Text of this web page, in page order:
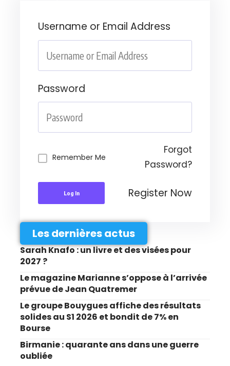
Username or Email Address
Password
Remember Me
Forgot
Password?
Log In Register Now
Les dernières actus
Sarah Knafo : un livre et des visées pour
2027 ?
Le magazine Marianne s’oppose à l’arrivée
prévue de Jean Quatremer
Le groupe Bouygues affiche des résultats
solides au S1 2026 et bondit de 7% en
Bourse
Birmanie : quarante ans dans une guerre
oubliée